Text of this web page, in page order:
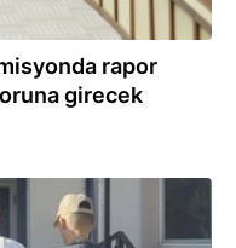
rapor
girecek